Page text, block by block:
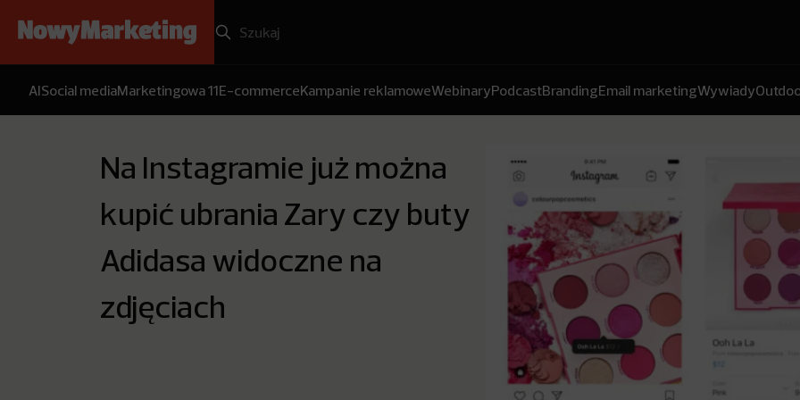
AISocial mediaMarketingowa 11E-commerceKampanie reklamoweWebinaryPodcastBrandingEmail marketingWywiady
Na Instagramie już można
kupić ubrania Zary czy buty
Adidasa widoczne na
zdjęciach